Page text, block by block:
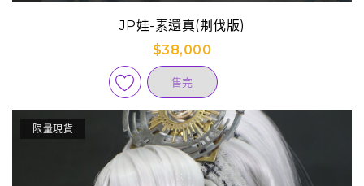
JP娃-素還真(刜伐版)
$38,000
售完
限量現貨